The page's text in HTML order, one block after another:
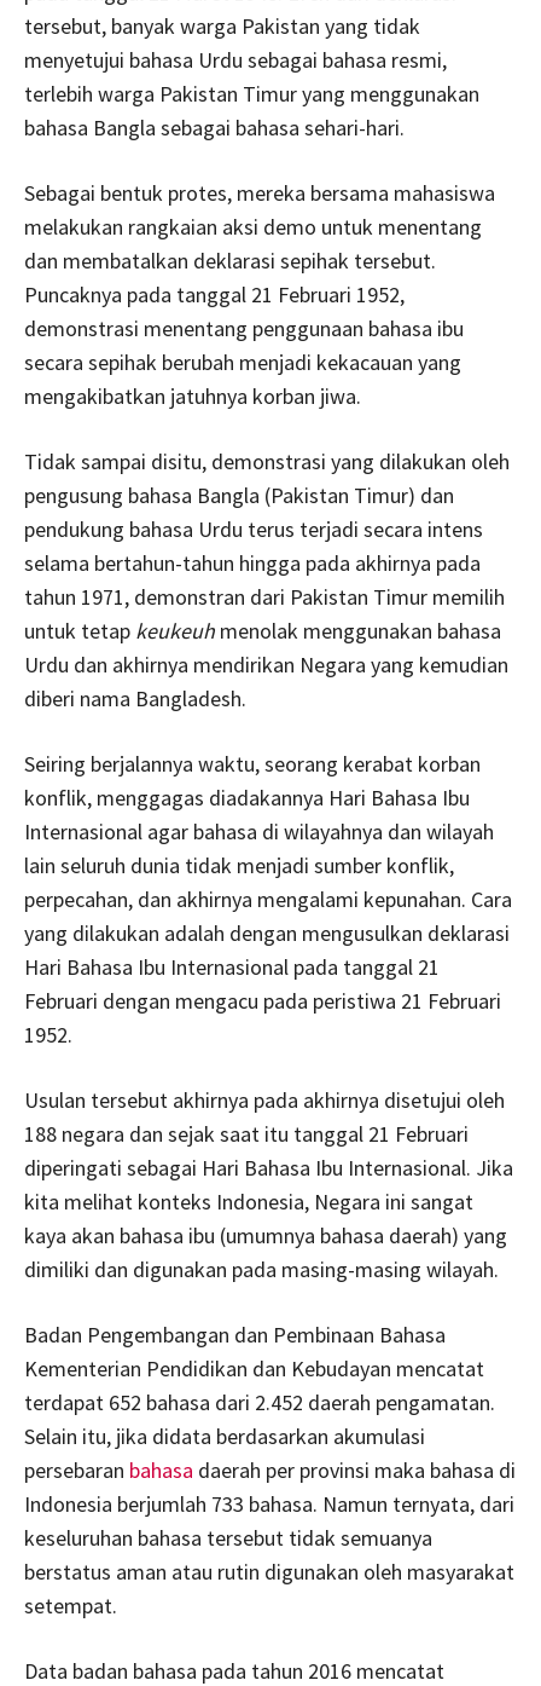
tersebut, banyak warga Pakistan yang tidak
menyetujui bahasa Urdu sebagai bahasa resmi,
terlebih warga Pakistan Timur yang menggunakan
bahasa Bangla sebagai bahasa sehari-hari.
Sebagai bentuk protes, mereka bersama mahasiswa
melakukan rangkaian aksi demo untuk menentang
dan membatalkan deklarasi sepihak tersebut.
Puncaknya pada tanggal 21 Februari 1952,
demonstrasi menentang penggunaan bahasa ibu
secara sepihak berubah menjadi kekacauan yang
mengakibatkan jatuhnya korban jiwa.
Tidak sampai disitu, demonstrasi yang dilakukan oleh
pengusung bahasa Bangla (Pakistan Timur) dan
pendukung bahasa Urdu terus terjadi secara intens
selama bertahun-tahun hingga pada akhirnya pada
tahun 1971, demonstran dari Pakistan Timur memilih
untuk tetap keukeuh menolak menggunakan bahasa
Urdu dan akhirnya mendirikan Negara yang kemudian
diberi nama Bangladesh.
Seiring berjalannya waktu, seorang kerabat korban
konflik, menggagas diadakannya Hari Bahasa Ibu
Internasional agar bahasa di wilayahnya dan wilayah
lain seluruh dunia tidak menjadi sumber konflik,
perpecahan, dan akhirnya mengalami kepunahan. Cara
yang dilakukan adalah dengan mengusulkan deklarasi
Hari Bahasa Ibu Internasional pada tanggal 21
Februari dengan mengacu pada peristiwa 21 Februari
1952.
Usulan tersebut akhirnya pada akhirnya disetujui oleh
188 negara dan sejak saat itu tanggal 21 Februari
diperingati sebagai Hari Bahasa Ibu Internasional. Jika
kita melihat konteks Indonesia, Negara ini sangat
kaya akan bahasa ibu (umumnya bahasa daerah) yang
dimiliki dan digunakan pada masing-masing wilayah.
Badan Pengembangan dan Pembinaan Bahasa
Kementerian Pendidikan dan Kebudayan mencatat
terdapat 652 bahasa dari 2.452 daerah pengamatan.
Selain itu, jika didata berdasarkan akumulasi
persebaran bahasa daerah per provinsi maka bahasa di
Indonesia berjumlah 733 bahasa. Namun ternyata, dari
keseluruhan bahasa tersebut tidak semuanya
berstatus aman atau rutin digunakan oleh masyarakat
setempat.
Data badan bahasa pada tahun 2016 mencatat